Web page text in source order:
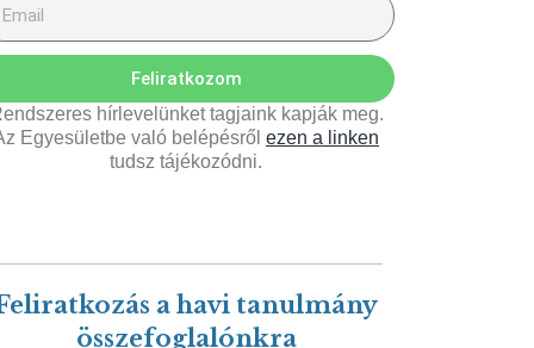
Feliratkozom
hírlevelünket tagjaink kapják meg.
Egyesületbe való belépésről ezen a linken
tudsz tájékozódni.
a havi tanulmány
összefoglalónkra